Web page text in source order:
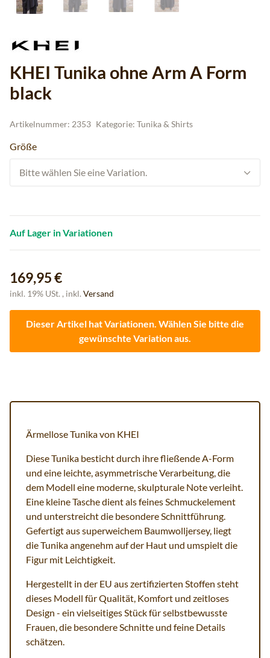
KHEI Tunika ohne Arm A Form
black
Artikelnummer: 2353 Kategorie: Tunika & Shirts
Größe
Bitte wählen Sie eine Variation.
Auf Lager in Variationen
169,95 €
inkl. 19% USt. , inkl. Versand
Dieser Artikel hat Variationen. Wählen Sie bitte die
gewünschte Variation aus.
Ärmellose Tunika von KHEI
Diese Tunika besticht durch ihre fließende A-Form
und eine leichte, asymmetrische Verarbeitung, die
dem Modell eine moderne, skulpturale Note verleiht.
Eine kleine Tasche dient als feines Schmuckelement
und unterstreicht die besondere Schnittführung.
Gefertigt aus superweichem Baumwolljersey, liegt
die Tunika angenehm auf der Haut und umspielt die
Figur mit Leichtigkeit.
Hergestellt in der EU aus zertifizierten Stoffen steht
dieses Modell für Qualität, Komfort und zeitloses
Design - ein vielseitiges Stück für selbstbewusste
Frauen, die besondere Schnitte und feine Details
schätzen.